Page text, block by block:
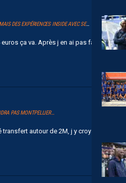
LE MHSC PROPOSE DÉSORMAIS DES EXPÉRIENCES INSIDE AVEC SERSOU
ça va. Après j en ai pas fait
PAS MONTPELLIER…
autour de 2M, j y croyais